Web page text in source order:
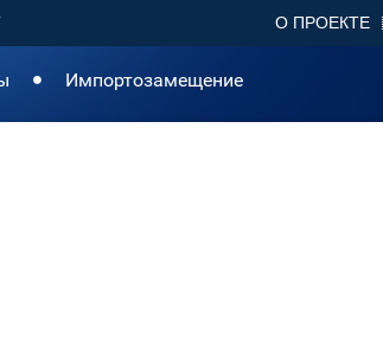
О ПРОЕКТЕ
Импортозамещение